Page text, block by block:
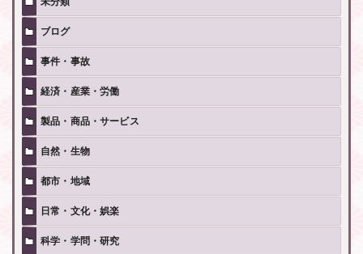
ブログ
事件・事故
経済・産業・労働
製品・商品・サービス
自然・生物
都市・地域
日常・文化・娯楽
科学・学問・研究